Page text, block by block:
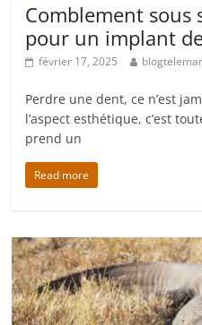
Comblement sous
pour un implant
février 17, 2025
Perdre une dent, ce n’est
l’aspect esthétique, c’est
prend un
Read more